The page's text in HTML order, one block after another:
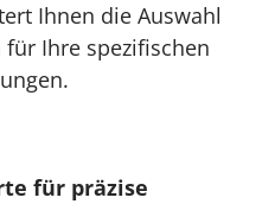
Ihnen die Auswahl
Ihre spezifischen
für präzise